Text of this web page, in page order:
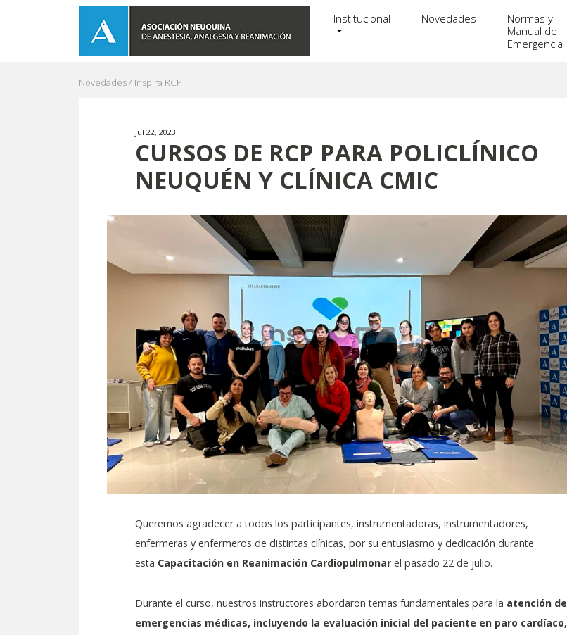
Institucional Novedades
Normas y
Manual de
Emergencia
Novedades / Inspira RCP
Jul 22, 2023
CURSOS DE RCP PARA POLICLÍNICO
NEUQUÉN Y CLÍNICA CMIC
Queremos agradecer a todos los participantes, instrumentadoras, instrumentadores,
enfermeras y enfermeros de distintas clínicas, por su entusiasmo y dedicación durante
esta Capacitación en Reanimación Cardiopulmonar el pasado 22 de julio.
Durante el curso, nuestros instructores abordaron temas fundamentales para la atención de
emergencias médicas, incluyendo la evaluación inicial del paciente en paro cardíaco,